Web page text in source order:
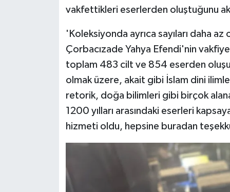
vakfettikleri eserlerden oluştuğunu
'Koleksiyonda ayrıca sayıları daha
Çorbacızade Yahya Efendi'nin
toplam 483 cilt ve 854 eserden
olmak üzere, akait gibi İslam dini
retorik, doğa bilimleri gibi birçok
1200 yılları arasındaki eserleri
hizmeti oldu, hepsine buradan
Kırşehir Müftülüğü
Kocaeli Müftülüğü
Konya Müftülüğü
Kütahya Müftülüğü
Manisa Müftülüğü